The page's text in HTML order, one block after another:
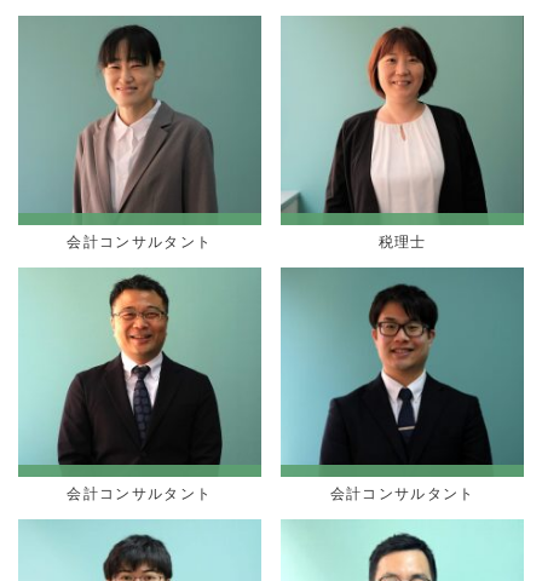
会計コンサルタント 税理士
会計コンサルタント 会計コンサルタント